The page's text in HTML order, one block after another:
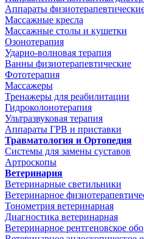
Аппараты
Массажные кресла
Массажные столы и кушетки
Озонотерапия
Ударно-волновая терапия
Ванны физиотерапевтические
Фототерапия
Массажеры
Тренажеры для реабилитации
Гидроколонотерапия
Ультразвуковая терапия
Аппараты ГРВ и приставки
Травматология и Ортопедия
Системы для замены суставов
Артроскопы
Ветеринария
Ветеринарные светильники
Ветеринарное
Тонометрия ветеринарная
Диагностика ветеринарная
Ветеринарное рентгеновское